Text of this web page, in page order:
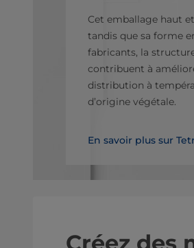
Cet emballage haut
tandis que sa forme
fabricants, la
contribuent à
distribution à
d’origine végétale.
En savoir plus sur